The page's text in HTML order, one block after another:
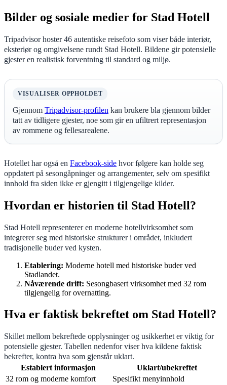
Bilder og sosiale medier for Stad Hotell
Tripadvisor hoster 46 autentiske reisefoto som viser både interiør,
eksteriør og omgivelsene rundt Stad Hotell. Bildene gir potensielle
gjester en realistisk forventning til standard og miljø.
VISUALISER OPPHOLDET
Gjennom Tripadvisor-profilen kan brukere bla gjennom bilder
tatt av tidligere gjester, noe som gir en ufiltrert representasjon
av rommene og fellesarealene.
Hotellet har også en Facebook-side hvor følgere kan holde seg
oppdatert på sesongåpninger og arrangementer, selv om spesifikt
innhold fra siden ikke er gjengitt i tilgjengelige kilder.
Hvordan er historien til Stad Hotell?
Stad Hotell representerer en moderne hotellvirksomhet som
integrerer seg med historiske strukturer i området, inkludert
tradisjonelle buder ved kysten.
Etablering: Moderne hotell med historiske buder ved
Stadlandet.
Nåværende drift: Sesongbasert virksomhet med 32 rom
tilgjengelig for overnatting.
Hva er faktisk bekreftet om Stad Hotell?
Skillet mellom bekreftede opplysninger og usikkerhet er viktig for
potensielle gjester. Tabellen nedenfor viser hva kildene faktisk
bekrefter, kontra hva som gjenstår uklart.
Establert informasjon
Uklart/ubekreftet
32 rom og moderne komfort
Spesifikt menyinnhold